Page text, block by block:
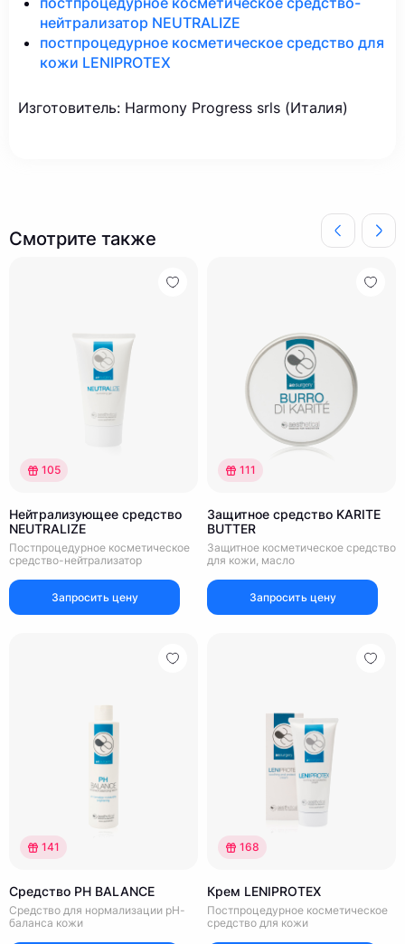
нейтрализатор NEUTRALIZE
постпроцедурное косметическое средство для
кожи LENIPROTEX
Изготовитель: Harmony Progress srls (Италия)
Смотрите также
105
Нейтрализующее средство
NEUTRALIZE
Постпроцедурное косметическое
средство-нейтрализатор
Запросить цену
111
Защитное средство KARITE
BUTTER
Защитное косметическое средство
для кожи, масло
Запросить цену
141
Средство PH BALANCE
Средство для нормализации рН-
баланса кожи
168
Крем LENIPROTEX
Постпроцедурное косметическое
средство для кожи